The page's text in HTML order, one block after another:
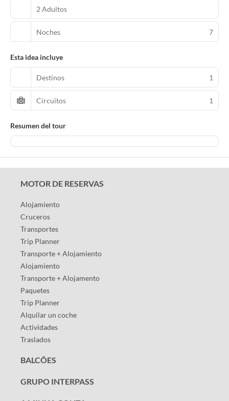
2 Adultos
Noches 7
Esta idea incluye
Destinos 1
Circuitos 1
Resumen del tour
MOTOR DE RESERVAS
Alojamiento
Cruceros
Transportes
Trip Planner
Transporte + Alojamiento
Alojamiento
Transporte + Alojamento
Paquetes
Trip Planner
Alquilar un coche
Actividades
Traslados
BALCÕES
GRUPO INTERPASS